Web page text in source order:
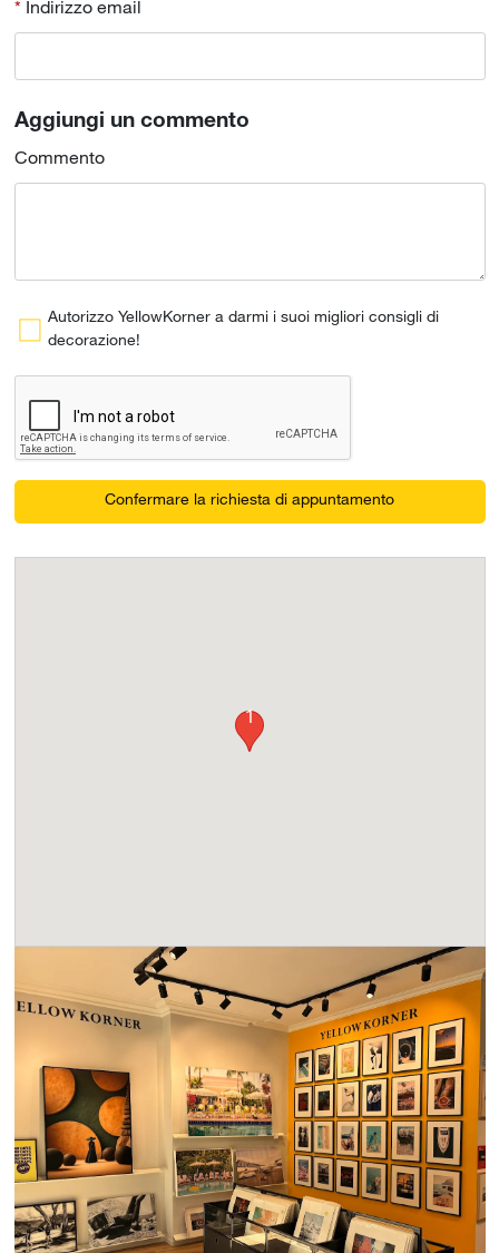
Indirizzo email
Aggiungi un commento
Commento
Autorizzo YellowKorner a darmi i suoi migliori consigli di
decorazione!
Confermare la richiesta di appuntamento
1